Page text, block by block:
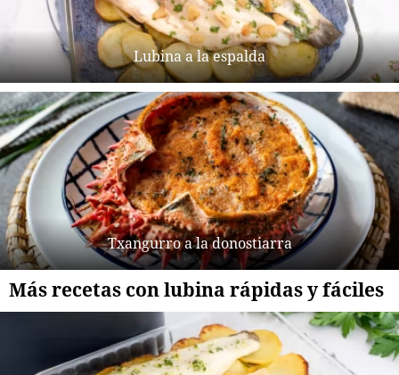
Lubina a la espalda
Txangurro a la donostiarra
Más recetas con lubina rápidas y fáciles